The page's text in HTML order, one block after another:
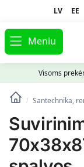
LV EE
Meniu
Visoms
/ Santechnika,